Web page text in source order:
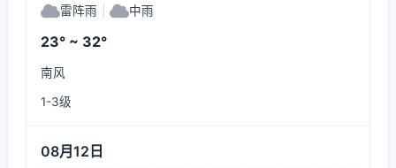
雷阵雨 中雨
23° ~ 32°
南风
1-3级
08月12日